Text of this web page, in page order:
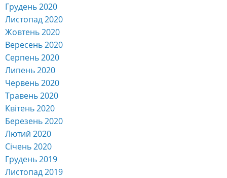
Грудень 2020
Листопад 2020
Жовтень 2020
Вересень 2020
Серпень 2020
Липень 2020
Червень 2020
Травень 2020
Квітень 2020
Березень 2020
Лютий 2020
Січень 2020
Грудень 2019
Листопад 2019